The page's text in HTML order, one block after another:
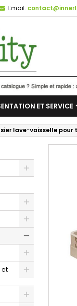
Email:
ET SERVICE
lave-vaisselle pour
et